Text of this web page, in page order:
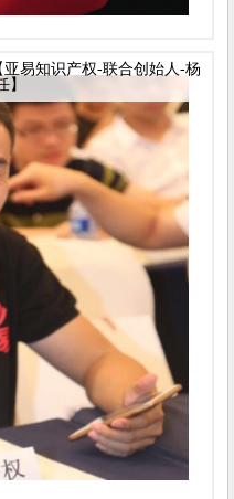
易知识产权-联合创始人-杨
】